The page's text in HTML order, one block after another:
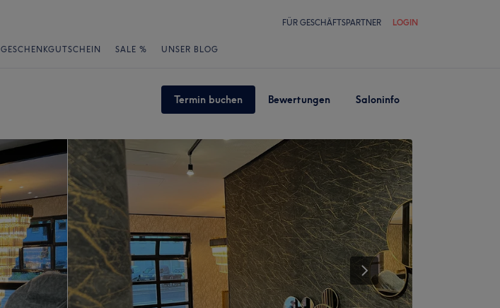
FÜR GESCHÄFTSPARTNER LOGIN
GESCHENKGUTSCHEIN SALE % UNSER BLOG
Termin buchen Bewertungen Saloninfo